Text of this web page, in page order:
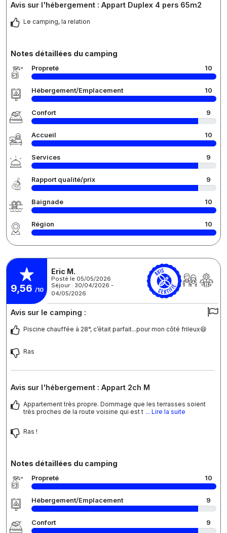
Avis sur l'hébergement : Appart Duplex 4 pers 65m2
Le camping, la relation
Notes détaillées du camping
Propreté 10
Hébergement/Emplacement 10
Confort 9
Accueil 10
Services 9
Rapport qualité/prix 9
Baignade 10
Région 10
9,56 /10
Eric M.
Posté le 05/05/2026
Séjour : 30/04/2026 -
04/05/2026
Avis sur le camping :
Piscine chauffée à 28°, c’était parfait...pour mon côté frileux😄
Ras
Avis sur l'hébergement : Appart 2ch M
Appartement très propre. Dommage que les terrasses soient
très proches de la route voisine qui est t ... Lire la suite
Ras !
Notes détaillées du camping
Propreté 10
Hébergement/Emplacement 9
Confort 9